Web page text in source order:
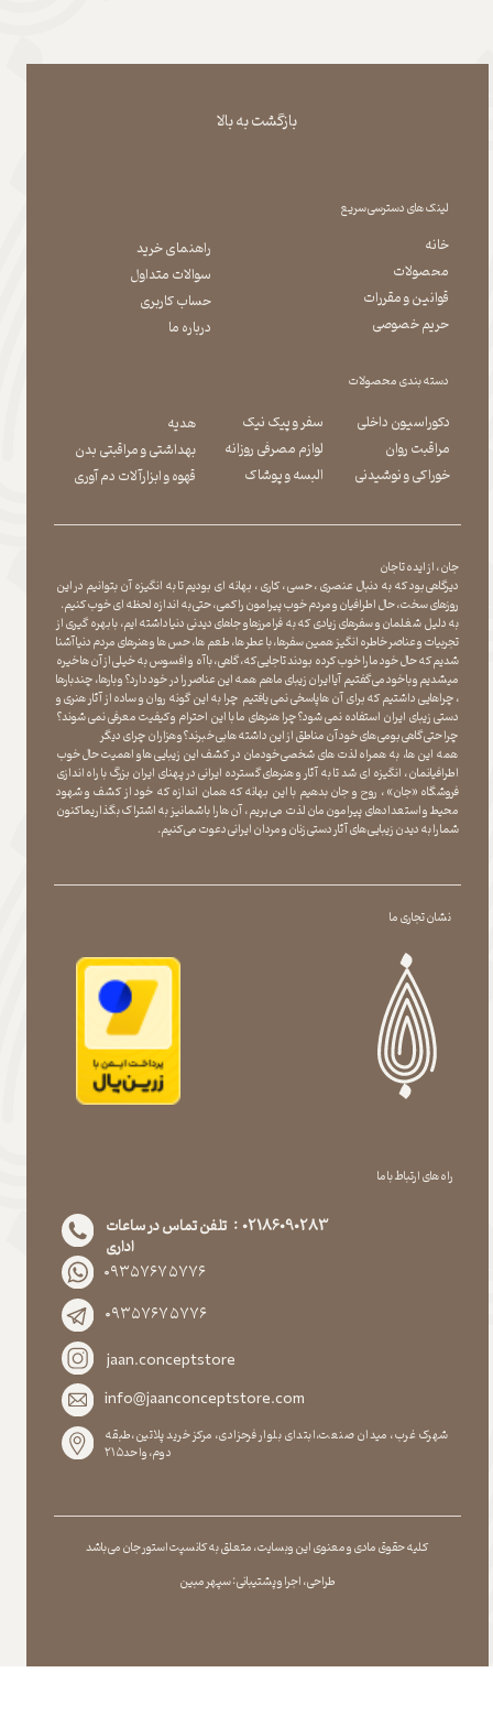
بازگشت به بالا
لینک های دسترسی سریع
دسته بندی محصولات
خانه
محصولات
قوانین و مقررات
حریم خصوصی
راهنمای خرید
سوالات متداول
حساب کاربری
درباره ما
دکوراسیون داخلی
مراقبت روان
​​​​​​​خوراکی و نوشیدنی
سفر و پیک نیک
لوازم مصرفی روزانه
​​​​​​​البسه و پوشاک
هدیه
بهداشتی و مراقبتی بدن
​​​​​​​قهوه و ابزارآلات دم آوری
نشان تجاری ما
جان ، از ایده تا جان
دیرگاهی بود که به دنبال عنصری ، حسی ، کاری ، بهانه ای بودیم تا به انگیزه آن بتوانیم در این
روزهای سخت ، حال اطرافیان و مردم خوب پیرامون را کمی ، حتی به اندازه لحظه ای خوب کنیم.
به دلیل شغلمان و سفرهای زیادی که به فرامرزها و جاهای دیدنی دنیا داشته ایم، با بهره گیری از
تجربیات و عناصر خاطره انگیز همین سفرها ، با عطر ها ، طعم ها ، حس ها و هنرهای مردم دنیا آشنا
شدیم که حال خود ما را خوب کرده بودند تا جایی که، گاهی ، با آه و افسوس به خیلی از آن ها خیره
میشدیم و با خود می گفتیم آیا ایران زیبای ما هم همه این عناصر را در خود دارد؟ و بارها ، چندبارها
، چراهایی داشتیم که برای آن ها پاسخی نمی یافتیم چرا به این گونه روان و ساده از آثار هنری و
دستی زیبای ایران استفاده نمی شود؟چرا هنرهای ما با این احترام و کیفیت معرفی نمی شوند؟
چرا حتی گاهی بومی های خود آن مناطق از این داشته ها بی خبرند؟و هزاران چرای دیگر
​​​​​​​ همه این ها، به همراه لذت های شخصی خودمان در کشف این زیبایی ها و اهمیت حال خوب
اطرافیانمان ، انگیزه ای شد تا به آثار و هنرهای گسترده ایرانی در پهنای ایران بزرگ با راه اندازی
فروشگاه «جان» ، روح و جان بدهیم با این بهانه که همان اندازه که خود از کشف و شهود
محیط و استعدادهای پیرامون مان لذت می بریم ، آن ها را با شما نیز به اشتراک بگذاریماکنون
شما را به دیدن زیبایی های آثار دستی زنان و مردان ایرانی دعوت می کنیم.
راه های ارتباط با ما
کلیه حقوق مادی و معنوی این وبسایت ، متعلق به کانسپت استور جان می باشد
طراحی ، اجرا و پشتیبانی : سپهر مبین
02186090283 : تلفن تماس در ساعات
اداری
۰۹۳۵۷۶۷۵۷۷۶
۰۹۳۵۷۶۷۵۷۷۶
jaan.conceptstore
info@jaanconceptstore.com
شهرک غرب، میدان صنعت،ابتدای بلوار فرحزادی، مرکز خرید پلاتین،طبقه
دوم،واحد۲۱۵